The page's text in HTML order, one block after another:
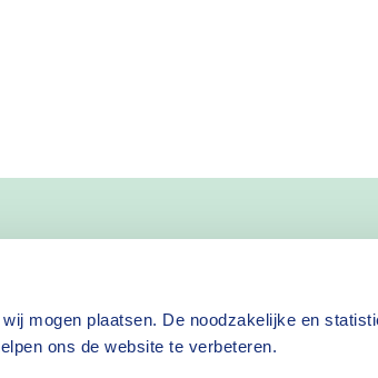
mogen plaatsen. De noodzakelijke en
ons de website te verbeteren.
Nieuwsbrief aanvragen